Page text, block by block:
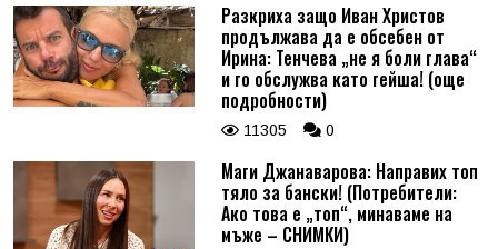
Разкриха защо Иван Христов
продължава да е обсебен от
Ирина: Тенчева „не я боли глава“
и го обслужва като гейша! (още
подробности)
11305 0
Маги Джанаварова: Направих топ
тяло за бански! (Потребители:
Ако това е „топ“, минаваме на
мъже – СНИМКИ)